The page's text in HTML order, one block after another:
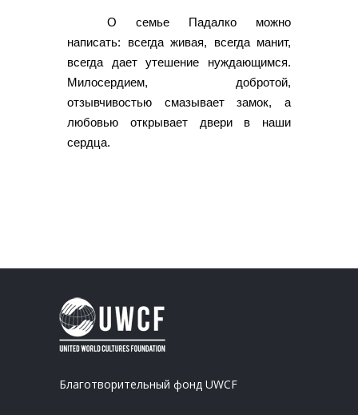
О семье Падалко можно
написать: всегда живая, всегда манит,
всегда дает утешение нуждающимся.
Милосердием, добротой,
отзывчивостью смазывает замок, а
любовью открывает двери в наши
сердца.
Благотворительный фонд UWCF